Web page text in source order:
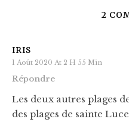
2
IRIS
1 Août 2020 At 2 H 55 Min
Répondre
Les deux autres plages
des plages de sainte